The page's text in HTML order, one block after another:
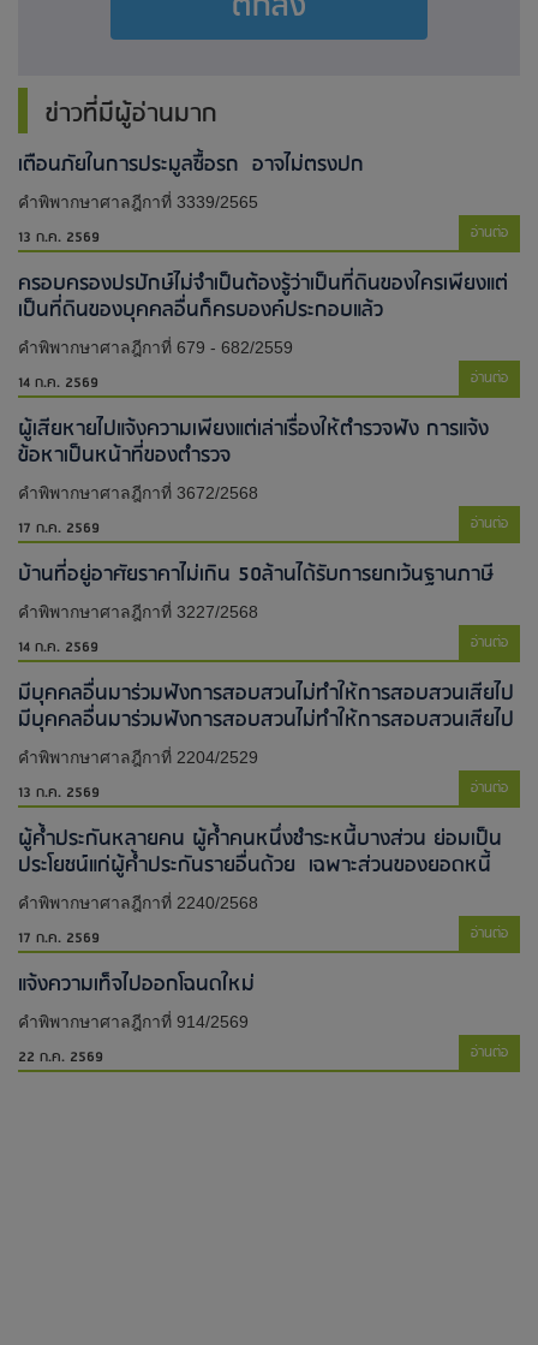
ข่าวที่มีผู้อ่านมาก
เตือนภัยในการประมูลซื้อรถ อาจไม่ตรงปก
คำพิพากษาศาลฎีกาที่ 3339/2565
13 ก.ค. 2569 อ่านต่อ
ครอบครองปรปักษ์ไม่จำเป็นต้องรู้ว่าเป็นที่ดินของใครเพียงแต่
เป็นที่ดินของบุคคลอื่นก็ครบองค์ประกอบแล้ว
คำพิพากษาศาลฎีกาที่ 679 - 682/2559
14 ก.ค. 2569 อ่านต่อ
ผู้เสียหายไปแจ้งความเพียงแต่เล่าเรื่องให้ตำรวจฟัง การแจ้ง
ข้อหาเป็นหน้าที่ของตำรวจ
คำพิพากษาศาลฎีกาที่ 3672/2568
17 ก.ค. 2569 อ่านต่อ
บ้านที่อยู่อาศัยราคาไม่เกิน 50ล้านได้รับการยกเว้นฐานภาษี
คำพิพากษาศาลฎีกาที่ 3227/2568
14 ก.ค. 2569 อ่านต่อ
มีบุคคลอื่นมาร่วมฟังการสอบสวนไม่ทำให้การสอบสวนเสียไป​
มีบุคคลอื่นมาร่วมฟังการสอบสวนไม่ทำให้การสอบสวนเสียไป​
คำพิพากษาศาลฎีกาที่ 2204/2529
13 ก.ค. 2569 อ่านต่อ
ผู้ค้ำประกันหลายคน ผู้ค้ำคนหนึ่งชำระหนี้บางส่วน ย่อมเป็น
ประโยชน์แก่ผู้ค้ำประกันรายอื่นด้วย เฉพาะส่วนของยอดหนี้
คำพิพากษาศาลฎีกาที่ 2240/2568
17 ก.ค. 2569 อ่านต่อ
แจ้งความเท็จไปออกโฉนดใหม่​
คำพิพากษาศาลฎีกาที่ 914/2569
22 ก.ค. 2569 อ่านต่อ